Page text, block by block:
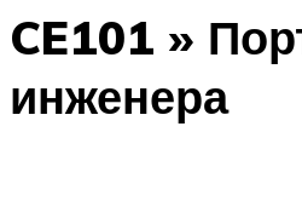
CE101 »
инженера